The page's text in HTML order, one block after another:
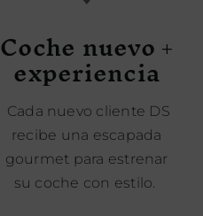
Coche nuevo +
experiencia
Cada nuevo cliente DS
recibe una escapada
gourmet para estrenar
su coche con estilo.